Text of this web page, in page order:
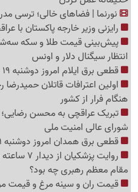
نورنما | فضاهای خالی؛ ترسی
رایزنی وزیر خارجه پاکستان با
انتظار سیگنال دلار و اونس
قطعی برق ایلام امروز دوشنبه 19 مرداد+ لینک
اولین اعترافات قاتلان
هنگام فرار از کشور
تبریک عراقچی به محسن رضایی؛
شورای عالی امنیت ملی
قطعی برق همدان امروز دوشنبه 19 مرداد + لینک
روایت
مقام معظم رهبری چه بود؟